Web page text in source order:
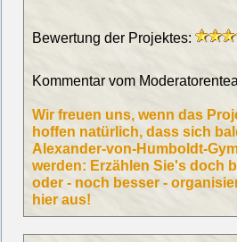
Bewertung der Projektes:
Kommentar vom
Wir freuen uns, wenn das
hoffen natürlich, dass sich
Alexander-von-Humboldt-
werden: Erzählen Sie's doch
oder - noch besser -
hier aus!